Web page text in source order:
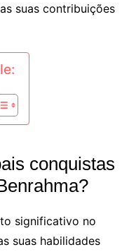
suas contribuições
conquistas
significativo no
suas habilidades